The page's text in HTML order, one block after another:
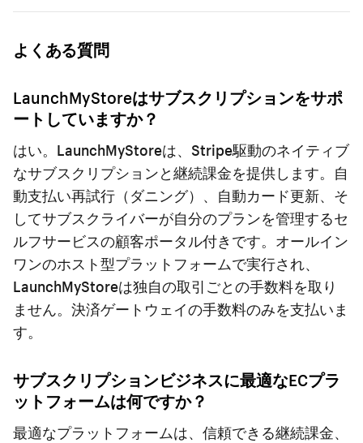
よくある質問
LaunchMyStoreはサブスクリプションをサポ
ートしていますか？
はい。LaunchMyStoreは、Stripe駆動のネイティブ
なサブスクリプションと継続課金を提供します。自
動支払い再試行（ダニング）、自動カード更新、そ
してサブスクライバーが自分のプランを管理するセ
ルフサービスの顧客ポータル付きです。オールイン
ワンのホスト型プラットフォームで実行され、
LaunchMyStoreは独自の取引ごとの手数料を取り
ません。決済ゲートウェイの手数料のみを支払いま
す。
サブスクリプションビジネスに最適なECプラ
ットフォームは何ですか？
最適なプラットフォームは、信頼できる継続課金、